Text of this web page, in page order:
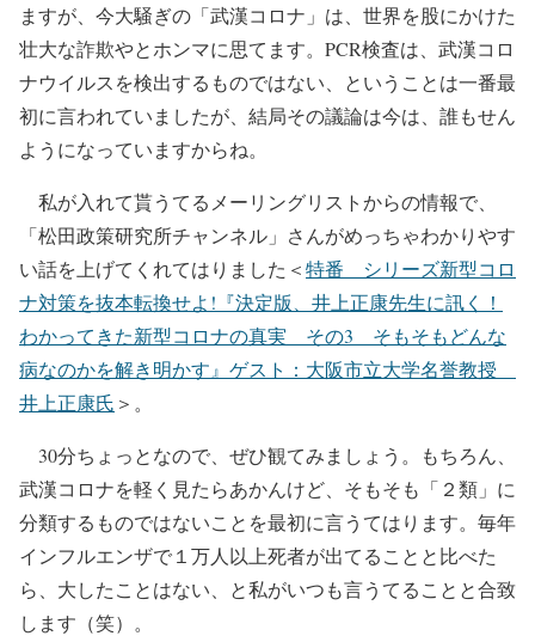
ますが、今大騒ぎの「武漢コロナ」は、世界を股にかけた
壮大な詐欺やとホンマに思てます。PCR検査は、武漢コロ
ナウイルスを検出するものではない、ということは一番最
初に言われていましたが、結局その議論は今は、誰もせん
ようになっていますからね。
私が入れて貰うてるメーリングリストからの情報で、
「松田政策研究所チャンネル」さんがめっちゃわかりやす
い話を上げてくれてはりました＜特番 シリーズ新型コロ
ナ対策を抜本転換せよ!『決定版、井上正康先生に訊く！
わかってきた新型コロナの真実 その3 そもそもどんな
病なのかを解き明かす』ゲスト：大阪市立大学名誉教授
井上正康氏 ＞。
30分ちょっとなので、ぜひ観てみましょう。もちろん、
武漢コロナを軽く見たらあかんけど、そもそも「２類」に
分類するものではないことを最初に言うてはります。毎年
インフルエンザで１万人以上死者が出てることと比べた
ら、大したことはない、と私がいつも言うてることと合致
します（笑）。